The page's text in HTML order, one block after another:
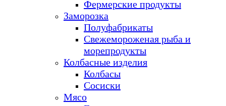
Фермерские продукты
Заморозка
Полуфабрикаты
Свежемороженая рыба и
морепродукты
Колбасные изделия
Колбасы
Сосиски
Мясо